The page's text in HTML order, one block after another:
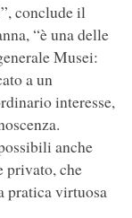
conclude il
“è una delle
Musei:
a un
interesse,
anche
privato, che
pratica virtuosa